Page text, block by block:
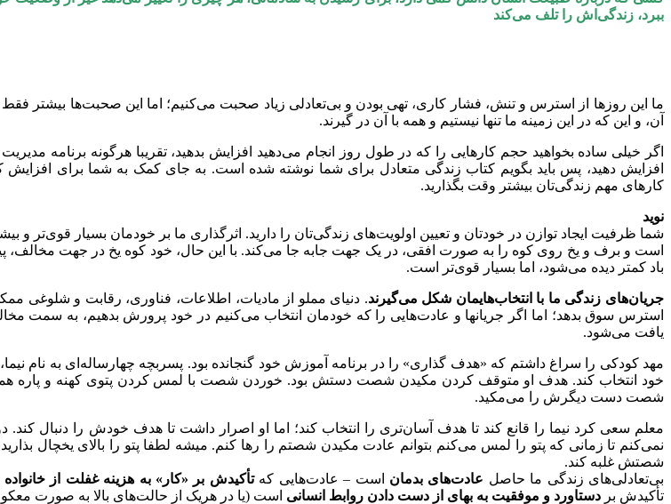
ببرد، زندگی‌اش را تلف می‌کند
ما این روزها از استرس و تنش، فشار کاری، تهی بودن و بی‌تعادلی زیاد صحبت می‌کنیم؛ اما این صحبت‌ها بیشتر
آن، و این که در این زمینه ما تنها نیستیم و همه با آن در گیرند.
اگر خیلی ساده بخواهید حجم کارهایی را که در طول روز انجام می‌دهید افزایش بدهید، تقریبا هرگونه برنامه
افزایش دهید، پس باید بگویم کتاب زندگی متعادل برای شما نوشته شده است. به جای کمک به شما برای افزایش
کارهای مهم زندگی‌تان بیشتر وقت بگذارید.
نوید
شما ظرفیت ایجاد توازن در خودتان و تعیین اولویت‌های زندگی‌تان را دارید. اثرگذاری ما بر خودمان بسیار قوی‌تر و
است و برف و یخ روی کوه را به صورت افقی، در یک جهت جابه جا می‌کند. با این حال، خود کوه یخ در جهت
باد کمتر دیده می‌شود، اما بسیار قوی‌تر است.
جریان‌های زندگی ما با انتخاب‌هایمان شکل می‌گیرند. دنیای مملو از مادیات، اطلاعات، فناوری، رقابت و شلوغی
استرس سوق بدهد؛ اما اگر جریانها و عادت‌هایی را که خودمان انتخاب می‌کنیم در خود پرورش بدهیم، به سمت
یافت می‌شود.
مهد کودکی را سراغ داشتم که «هدف گذاری» را در برنامه آموزش خود گنجانده بود. پسربچه چهارساله‌ای به نام
خود انتخاب کند. هدف او متوقف کردن مکیدن شصت دستش بود. خوردن شصت با لمس کردن پتوی کهنه و پاره
شصت دست دیگرش را می‌مکید.
معلم سعی کرد نیما را قانع کند تا هدف آسان‌تری را انتخاب کند؛ اما او اصرار داشت تا هدف خودش را دنبال
نمی‌کنم تا زمانی که پتو را لمس می‌کنم بتوانم عادت مکیدن شصتم را رها کنم. میشه لطفا پتو را بالای یخچال
شصتش غلبه کند.
بی‌تعادلی‌های زندگی ما حاصل عادت‌های بدمان است – عادت‌هایی کهتأکیدش بر «کار» به هزینه غفلت از
تأکیدش بر دستاورد و موفقیت به بهای از دست دادن روابط انسانی است (یا در هریک از حالت‌های بالا به صورت